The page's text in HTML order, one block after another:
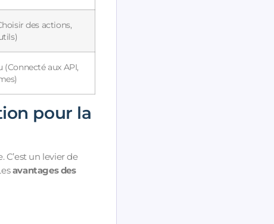
des actions,
(Connecté aux API,
pour la
C’est un levier de
avantages des